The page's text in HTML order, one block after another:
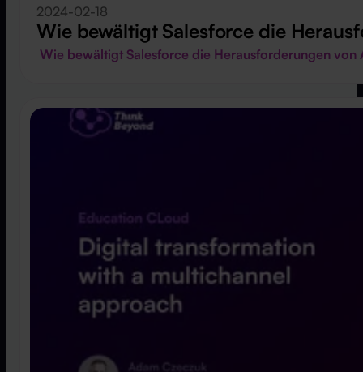
2024-02-18
Wie bewältigt Salesforce die
Wie bewältigt Salesforce die Herausforderungen